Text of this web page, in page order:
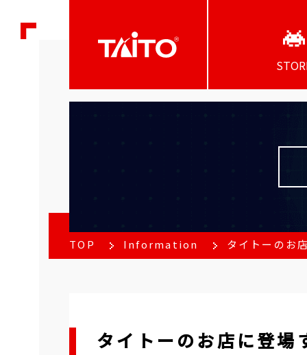
TOP Information タイトーのお
タイトーのお店に登場